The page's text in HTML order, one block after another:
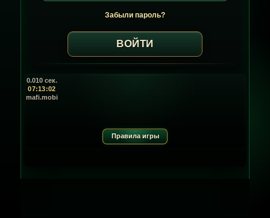
Забыли пароль?
0.010 сек.
07:13:02
mafi.mobi
Правила игры